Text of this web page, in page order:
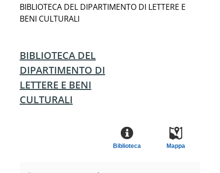
BIBLIOTECA DEL DIPARTIMENTO DI LETTERE E
BENI CULTURALI
BIBLIOTECA DEL
DIPARTIMENTO DI
LETTERE E BENI
CULTURALI
Mappa
Biblioteca